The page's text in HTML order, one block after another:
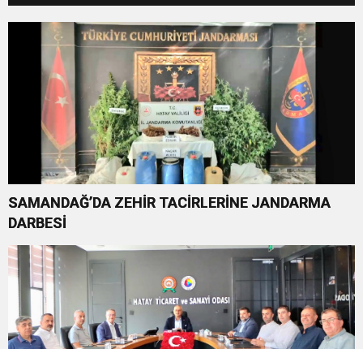
BAŞLADI
SAMANDAĞ’DA ZEHİR TACİRLERİNE JANDARMA
DARBESİ